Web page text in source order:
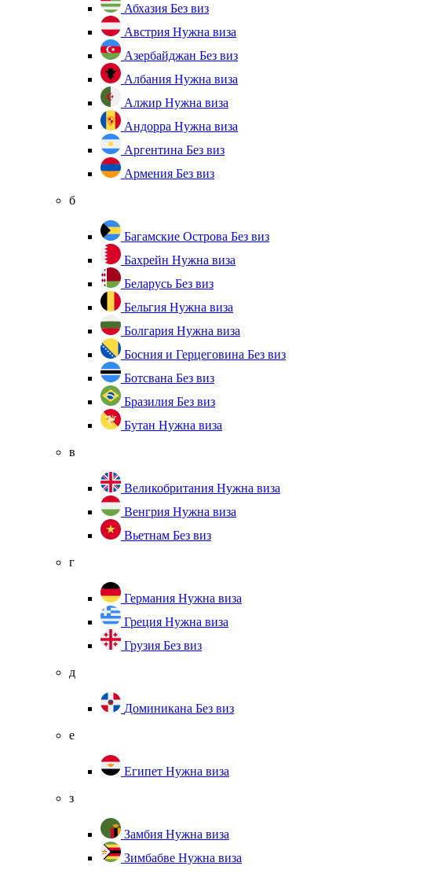
Абхазия Без виз
Австрия Нужна виза
Азербайджан Без виз
Албания Нужна виза
Алжир Нужна виза
Андорра Нужна виза
Аргентина Без виз
Армения Без виз
б
Багамские Острова Без виз
Бахрейн Нужна виза
Беларусь Без виз
Бельгия Нужна виза
Болгария Нужна виза
Босния и Герцеговина Без виз
Ботсвана Без виз
Бразилия Без виз
Бутан Нужна виза
в
Великобритания Нужна виза
Венгрия Нужна виза
Вьетнам Без виз
г
Германия Нужна виза
Греция Нужна виза
Грузия Без виз
д
Доминикана Без виз
е
Египет Нужна виза
з
Замбия Нужна виза
Зимбабве Нужна виза